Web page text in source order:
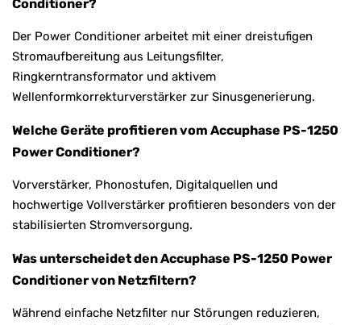
Conditioner?
Der Power Conditioner arbeitet mit einer dreistufigen
Stromaufbereitung aus Leitungsfilter,
Ringkerntransformator und aktivem
Wellenformkorrekturverstärker zur Sinusgenerierung.
Welche Geräte profitieren vom Accuphase PS-1250
Power Conditioner?
Vorverstärker, Phonostufen, Digitalquellen und
hochwertige Vollverstärker profitieren besonders von der
stabilisierten Stromversorgung.
Was unterscheidet den Accuphase PS-1250 Power
Conditioner von Netzfiltern?
Während einfache Netzfilter nur Störungen reduzieren,